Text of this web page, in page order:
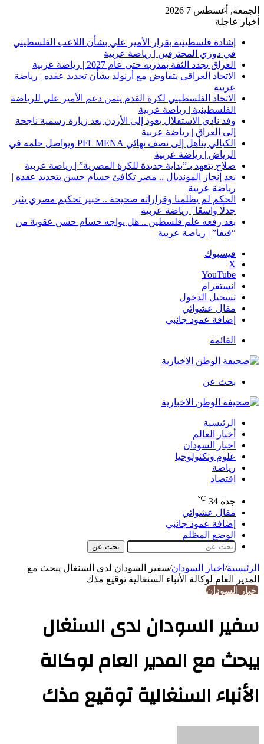
الجمعة, أغسطس 7 2026
أخبار عاجلة
إشادة فلسطينية بقرار الأمير علي بشأن اللاعب الفلسطيني
في دوري المحترفين | رياضة عربية
العراق يجدد الثقة بمدربه حتى عام 2027 | رياضة عربية
الاتحاد العراقي يتفاوض مع أرنولد بشأن تجديد عقده | رياضة
عربية
الاتحاد الفلسطيني لكرة القدم يثمن دعم الأمير علي للرياضة
الفلسطينية | رياضة عربية
وفد نادي الاستقلال يعود إلى الأردن بعد زيارة رسمية ناجحة
إلى العراق | رياضة عربية
الكيالي يتأهل إلى نصف نهائي PFL MENA ويواصل حلمه في
الرياض | رياضة عربية
صلاح يتعهد بـ”بداية جديدة للكرة المصرية” | رياضة عربية
بعد إنجاز المونديال .. مصر تكافئ حسام حسن بتجديد عقده |
رياضة عربية
الحكم لم يظلمنا وقراراته صحيحة .. خبير تحكيم مصري يثير
جدلًا واسعًا | رياضة عربية
بعد رفعه علم فلسطين .. هل يواجه حسام حسن عقوبة من
“فيفا” | رياضة عربية
فيسبوك
‫X
‫YouTube
انستقرام
تسجيل الدخول
مقال عشوائي
إضافة عمود جانبي
القائمة
بحث عن
الرئيسية
أخبار العالم
اخبار السودان
علوم وتكنولوجيا
رياضة
اقتصاد
جدة 34
℃
مقال عشوائي
إضافة عمود جانبي
الوضع المظلم
بحث عن
الرئيسية/ اخبار السودان/سفير السودان لدى السنغال يبحث مع
المدير العام لوكالة الأنباء السنغالية توقيع مذك
اخبار السودان
سفير السودان لدى السنغال
يبحث مع المدير العام لوكالة
الأنباء السنغالية توقيع مذك